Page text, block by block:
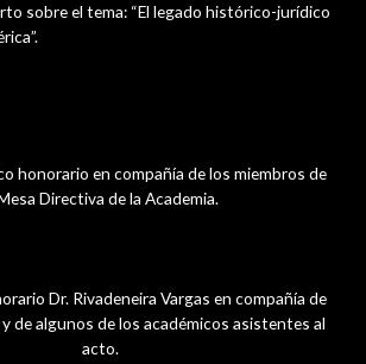
sobre el tema: “El legado histórico-jurídico
honorario en compañía de los miembros de
Directiva de la Academia.
Dr. Rivadeneira Vargas en compañía de
de algunos de los académicos asistentes al
acto.